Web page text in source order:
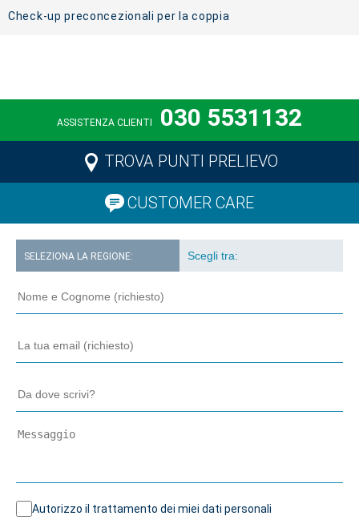
Check-up preconcezionali per la coppia
ASSISTENZA CLIENTI 030 5531132
TROVA PUNTI PRELIEVO
CUSTOMER CARE
SELEZIONA LA REGIONE:
Autorizzo il trattamento dei miei dati personali